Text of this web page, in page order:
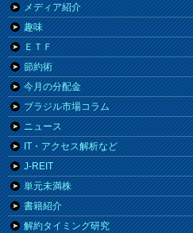
メディア紹介
趣味
ＥＴＦ
節約術
今月の分配金
ブラジル市場コラム
ニュース
IT・アクセス解析など
J-REIT
単元未満株
書籍紹介
解約タイミング研究